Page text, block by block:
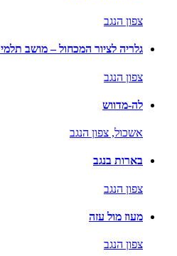
צפון הנגב
גלריה לציור המכחול – מושב תלמי
צפון הנגב
לה-מדווש
אשכול, צפון הנגב
בארות בנגב
צפון הנגב
מעוז מול עזה
צפון הנגב